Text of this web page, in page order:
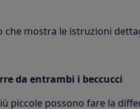
che mostra le istruzioni
da entrambi i beccucci
piccole possono fare la